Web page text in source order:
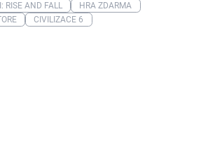
RISE AND FALL
HRA ZDARMA
CIVILIZACE 6